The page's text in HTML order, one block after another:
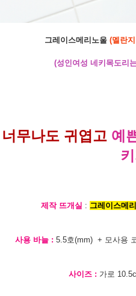
그레이스메리노울 (멜란
(성인여성 네키목도리
너무나도 귀엽고 예
키
제작 뜨개실 : 그레이스메
사용 바늘 : 5.5호(mm) + 모사용
사이즈 : 가로